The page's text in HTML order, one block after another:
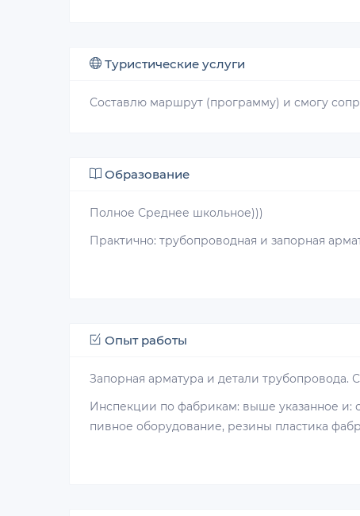
Туристические услуги
Составлю маршрут (программу) и смогу
Образование
Полное Среднее школьное)))
Практично: трубопроводная и запорная
Опыт работы
Запорная арматура и детали
Инспекции по фабрикам: выше указанное
пивное оборудование, резины пластика